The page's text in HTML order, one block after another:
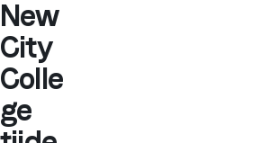
New
City
Colle
ge